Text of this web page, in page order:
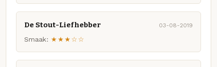
De Stout-Liefhebber 03-08-2019
Smaak: ★★★☆☆